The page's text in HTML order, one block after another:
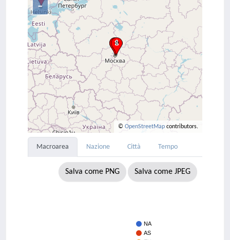
–
© OpenStreetMap contributors.
Macroarea Nazione Città Tempo
Salva come PNG Salva come JPEG
NA
AS